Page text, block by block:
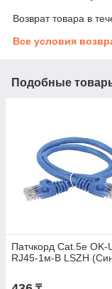
Возврат товара в
Все условия
Подобные
Патчкорд Cat.5e OK-
RJ45-1м-B LSZH